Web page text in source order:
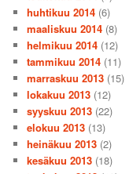
huhtikuu 2014 (6)
maaliskuu 2014 (8)
helmikuu 2014 (12)
tammikuu 2014 (11)
marraskuu 2013 (15)
lokakuu 2013 (12)
syyskuu 2013 (22)
elokuu 2013 (13)
heinäkuu 2013 (2)
kesäkuu 2013 (18)